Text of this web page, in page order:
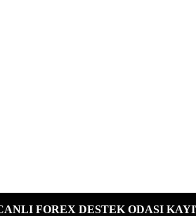
FOREX DESTEK ODASI